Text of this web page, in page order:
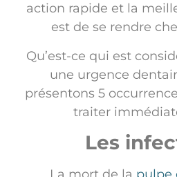
action rapide et la
est de se rendre
Qu’est-ce qui est
une urgence
présentons 5
traiter
Les